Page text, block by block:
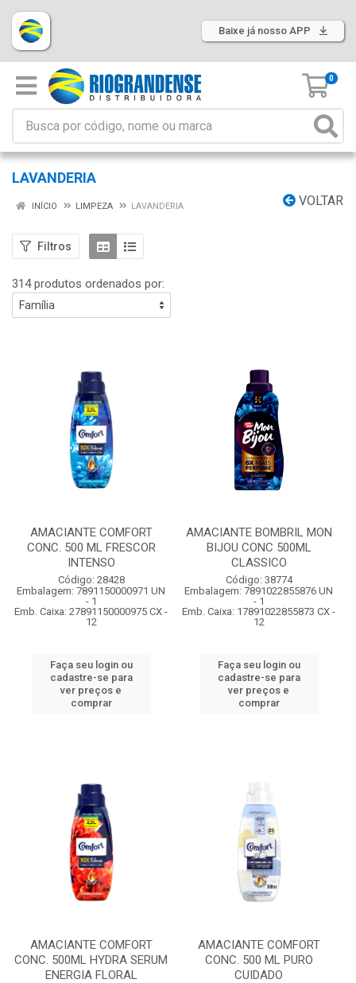
Baixe já nosso APP
0
LAVANDERIA
VOLTAR
INÍCIO LIMPEZA LAVANDERIA
Filtros
314 produtos ordenados por:
AMACIANTE COMFORT
CONC. 500 ML FRESCOR
INTENSO
Código: 28428
Embalagem: 7891150000971 UN
- 1
Emb. Caixa: 27891150000975 CX -
12
Faça seu login ou
cadastre-se para
ver preços e
comprar
AMACIANTE BOMBRIL MON
BIJOU CONC 500ML
CLASSICO
Código: 38774
Embalagem: 7891022855876 UN
- 1
Emb. Caixa: 17891022855873 CX -
12
Faça seu login ou
cadastre-se para
ver preços e
comprar
AMACIANTE COMFORT
CONC. 500ML HYDRA SERUM
ENERGIA FLORAL
AMACIANTE COMFORT
CONC. 500 ML PURO
CUIDADO